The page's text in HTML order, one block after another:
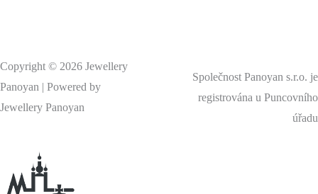
Copyright © 2026 Jewellery
Panoyan | Powered by
Jewellery Panoyan
Společnost Panoyan s.r.o. je
registrována u Puncovního
úřadu